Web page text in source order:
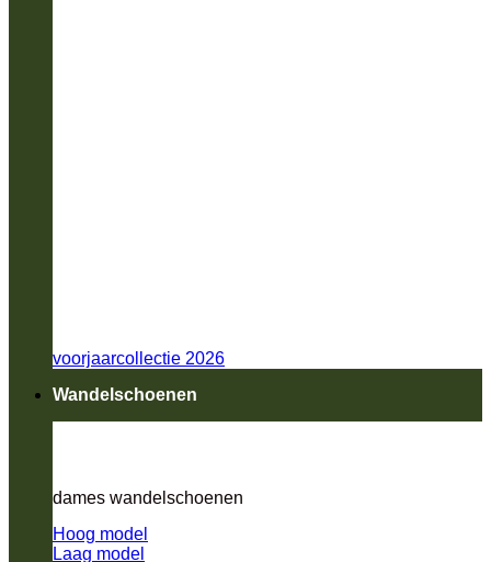
voorjaarcollectie 2026
Wandelschoenen
dames wandelschoenen
Hoog model
Laag model